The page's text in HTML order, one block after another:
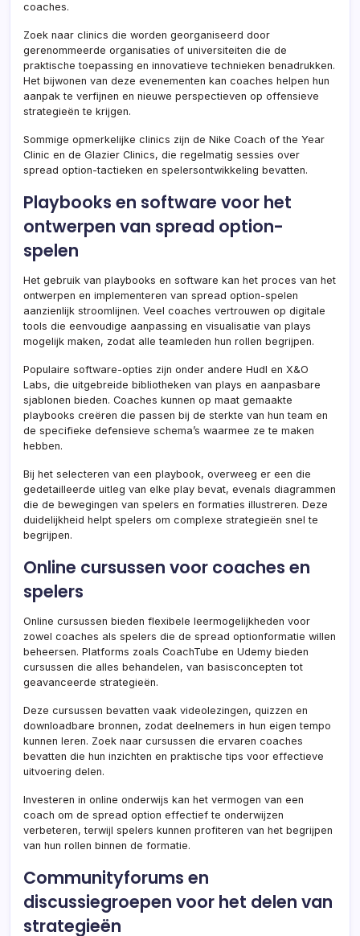
coaches.
Zoek naar clinics die worden georganiseerd door
gerenommeerde organisaties of universiteiten die de
praktische toepassing en innovatieve technieken benadrukken.
Het bijwonen van deze evenementen kan coaches helpen hun
aanpak te verfijnen en nieuwe perspectieven op offensieve
strategieën te krijgen.
Sommige opmerkelijke clinics zijn de Nike Coach of the Year
Clinic en de Glazier Clinics, die regelmatig sessies over
spread option-tactieken en spelersontwikkeling bevatten.
Playbooks en software voor het
ontwerpen van spread option-
spelen
Het gebruik van playbooks en software kan het proces van het
ontwerpen en implementeren van spread option-spelen
aanzienlijk stroomlijnen. Veel coaches vertrouwen op digitale
tools die eenvoudige aanpassing en visualisatie van plays
mogelijk maken, zodat alle teamleden hun rollen begrijpen.
Populaire software-opties zijn onder andere Hudl en X&O
Labs, die uitgebreide bibliotheken van plays en aanpasbare
sjablonen bieden. Coaches kunnen op maat gemaakte
playbooks creëren die passen bij de sterkte van hun team en
de specifieke defensieve schema’s waarmee ze te maken
hebben.
Bij het selecteren van een playbook, overweeg er een die
gedetailleerde uitleg van elke play bevat, evenals diagrammen
die de bewegingen van spelers en formaties illustreren. Deze
duidelijkheid helpt spelers om complexe strategieën snel te
begrijpen.
Online cursussen voor coaches en
spelers
Online cursussen bieden flexibele leermogelijkheden voor
zowel coaches als spelers die de spread optionformatie willen
beheersen. Platforms zoals CoachTube en Udemy bieden
cursussen die alles behandelen, van basisconcepten tot
geavanceerde strategieën.
Deze cursussen bevatten vaak videolezingen, quizzen en
downloadbare bronnen, zodat deelnemers in hun eigen tempo
kunnen leren. Zoek naar cursussen die ervaren coaches
bevatten die hun inzichten en praktische tips voor effectieve
uitvoering delen.
Investeren in online onderwijs kan het vermogen van een
coach om de spread option effectief te onderwijzen
verbeteren, terwijl spelers kunnen profiteren van het begrijpen
van hun rollen binnen de formatie.
Communityforums en
discussiegroepen voor het delen van
strategieën